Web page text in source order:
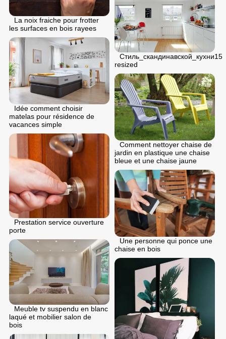
La noix fraiche pour frotter
les surfaces en bois rayees
Стиль_скандинавской_кухни15
resized
Idée comment choisir
matelas pour résidence de
vacances simple
Comment nettoyer chaise de
jardin en plastique une chaise
bleue et une chaise jaune
Prestation service ouverture
porte
Une personne qui ponce une
chaise en bois
Meuble tv suspendu en blanc
laqué et mobilier salon de
bois